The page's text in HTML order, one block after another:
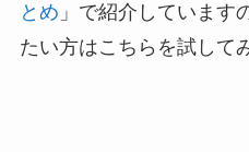
とめ 」で紹介しています
たい方はこちらを試して